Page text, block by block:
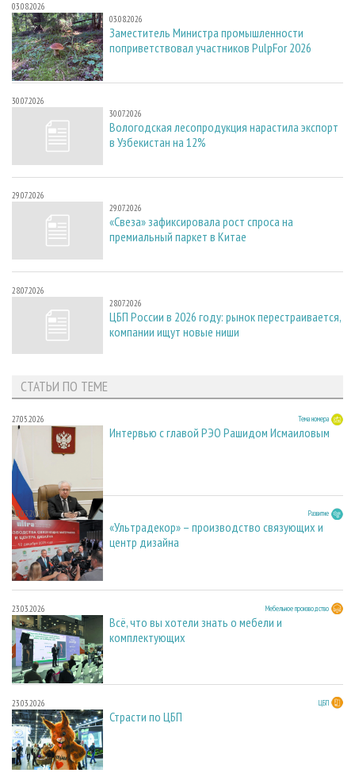
03.08.2026
03.08.2026
Заместитель Министра промышленности
поприветствовал участников PulpFor 2026
30.07.2026
30.07.2026
Вологодская лесопродукция нарастила экспорт
в Узбекистан на 12%
29.07.2026
29.07.2026
«Свеза» зафиксировала рост спроса на
премиальный паркет в Китае
28.07.2026
28.07.2026
ЦБП России в 2026 году: рынок перестраивается,
компании ищут новые ниши
СТАТЬИ ПО ТЕМЕ
27.05.2026 Тема номера
Интервью с главой РЭО Рашидом Исмаиловым
23.03.2026 Развитие
«Ультрадекор» – производство связующих и
центр дизайна
23.03.2026 Мебельное производство
Всё, что вы хотели знать о мебели и
комплектующих
23.03.2026 ЦБП
Страсти по ЦБП